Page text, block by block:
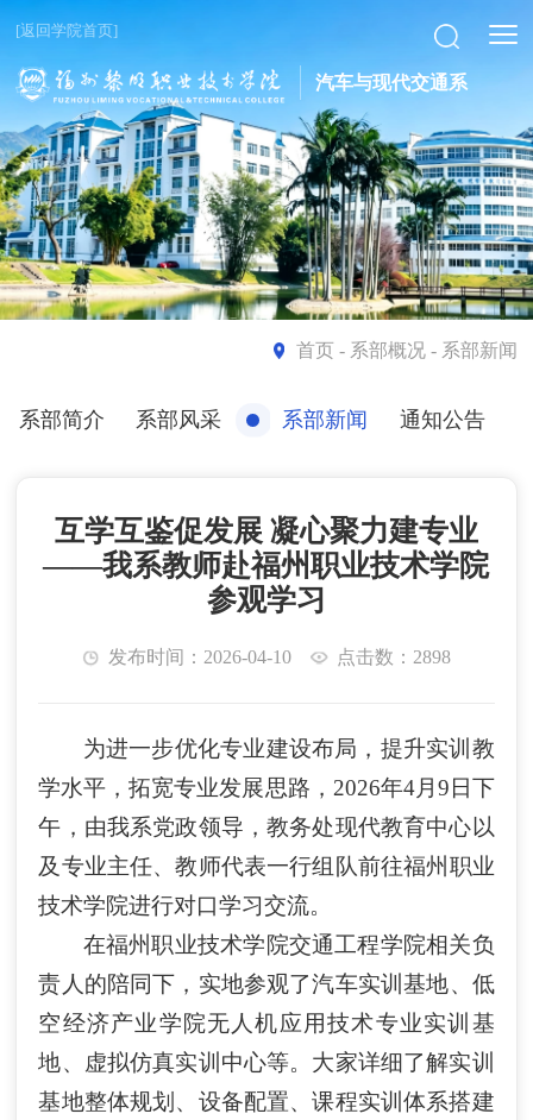
[返回学院首页]
汽车与现代交通系
首页- 系部概况 - 系部新闻
系部简介 系部风采 系部新闻 通知公告
互学互鉴促发展 凝心聚力建专业
——我系教师赴福州职业技术学院
参观学习
发布时间：2026-04-10 点击数：2898
为进一步优化专业建设布局，提升实训教
学水平，拓宽专业发展思路， 2026年4月9日下
午，由我系党政领导，教务处现代教育中心以
及专业主任、教师代表一行组队前往福州职业
技术学院进行对口学习交流。
在福州职业技术学院交通工程学院相关负
责人的陪同下，实地参观了汽车实训基地、 低
空经济产业学院无人机应用技术专业实训 基
地、虚拟仿真实训中心等。 大家详细了解实训
基地整体规划、设备配置、课程实训体系搭建